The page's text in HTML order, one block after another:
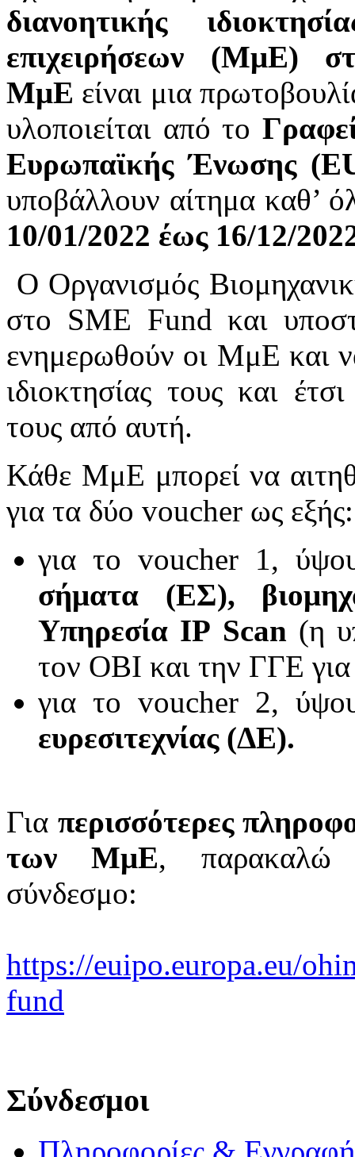
διανοητικής
επιχειρήσεων (ΜμΕ)
ΜμΕ είναι μια
υλοποιείται από το
Ευρωπαϊκής Ένωσης
υποβάλλουν αίτημα καθ’
10/01/2022 έως 16/12/
Ο Οργανισμός
στο SME Fund και
ενημερωθούν οι ΜμΕ και
ιδιοκτησίας τους και
τους από αυτή.
Κάθε ΜμΕ μπορεί να
για τα δύο voucher ως
για το voucher 1,
σήματα (ΕΣ),
Υπηρεσία IP Scan (η
τον ΟΒΙ και την ΓΓΕ
για το voucher 2,
ευρεσιτεχνίας (ΔΕ).
Για περισσότερες
των ΜμΕ, παρακαλώ
σύνδεσμο:
https://euipo.europa.eu/
fund
Σύνδεσμοι